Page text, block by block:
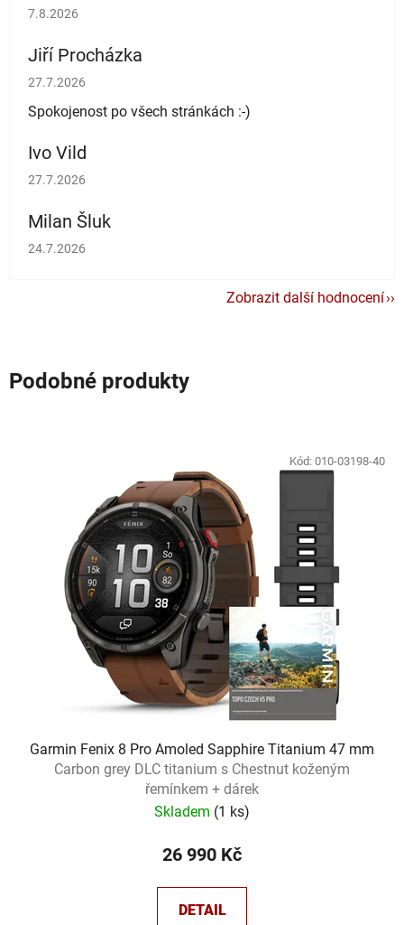
Hodnocení obchodu je 5 z 5 hvězdiček.
7.8.2026
Jiří Procházka
Hodnocení obchodu je 5 z 5 hvězdiček.
27.7.2026
Spokojenost po všech stránkách :-)
Ivo Vild
Hodnocení obchodu je 5 z 5 hvězdiček.
27.7.2026
Milan Šluk
Hodnocení obchodu je 5 z 5 hvězdiček.
24.7.2026
Zobrazit další hodnocení
Podobné produkty
Garmin Fenix 8 Pro Amoled Sapphire Titanium 47 mm
Carbon grey DLC titanium s Chestnut koženým
řemínkem + dárek
Skladem (1 ks)
26 990 Kč
DETAIL
Kód: 010-03198-40